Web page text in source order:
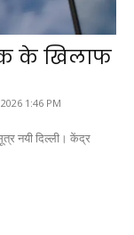
के खिलाफ
1:46 PM